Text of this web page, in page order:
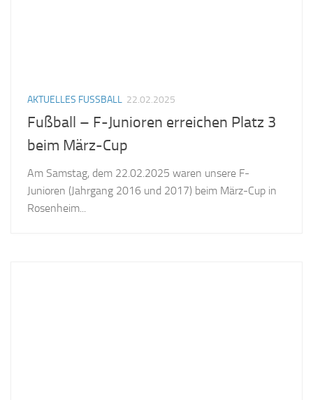
AKTUELLES FUSSBALL 22.02.2025
Fußball – F-Junioren erreichen Platz 3
beim März-Cup
Am Samstag, dem 22.02.2025 waren unsere F-
Junioren (Jahrgang 2016 und 2017) beim März-Cup in
Rosenheim...